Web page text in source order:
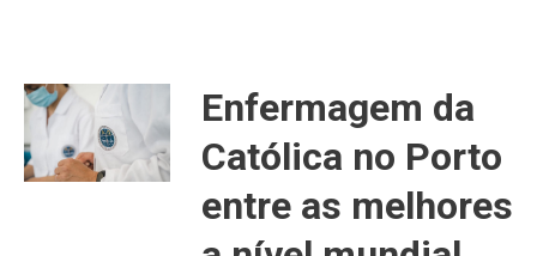
Enfermagem da
Católica no Porto
entre as melhores